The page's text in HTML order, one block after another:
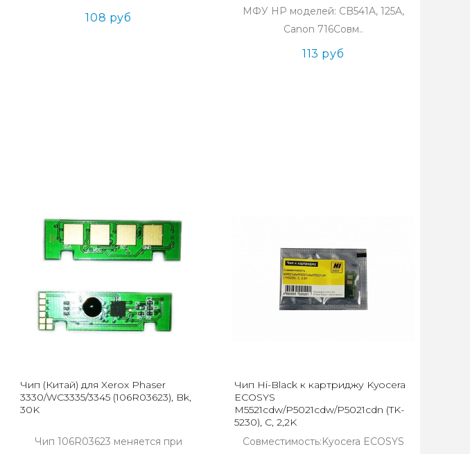
108 руб
МФУ HP моделей: CB541A, 125A,
Canon 716Совм..
113 руб
Чип (Китай) для Xerox Phaser
3330/WC3335/3345 (106R03623), Bk,
30K
Чип 106R03623 меняется при
Чип Hi-Black к картриджу Kyocera
ECOSYS
M5521cdw/P5021cdw/P5021cdn (TK-
5230), C, 2,2K
Совместимость:Kyocera ECOSYS